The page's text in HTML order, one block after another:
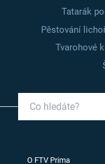
Tatarák
Pěstování
Tvarohové
O FTV Prima